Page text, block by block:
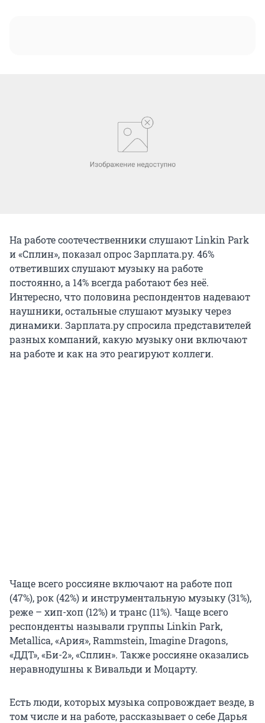
На работе соотечественники слушают Linkin Park
и «Cплин», показал опрос Зарплата.ру. 46%
ответивших слушают музыку на работе
постоянно, а 14% всегда работают без неё.
Интересно, что половина респондентов надевают
наушники, остальные слушают музыку через
динамики. Зарплата.ру спросила представителей
разных компаний, какую музыку они включают
на работе и как на это реагируют коллеги.
Чаще всего россияне включают на работе поп
(47%), рок (42%) и инструментальную музыку (31%),
реже – хип-хоп (12%) и транс (11%). Чаще всего
респонденты называли группы Linkin Park,
Metallica, «Ария», Rammstein, Imagine Dragons,
«ДДТ», «Би-2», «Сплин». Также россияне оказались
неравнодушны к Вивальди и Моцарту.
Есть люди, которых музыка сопровождает везде, в
том числе и на работе, рассказывает о себе Дарья